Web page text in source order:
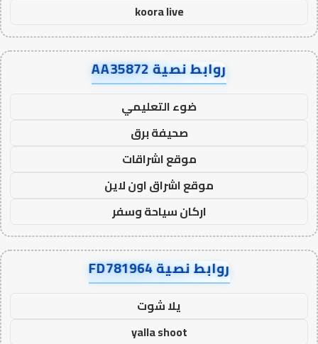
koora live
روابط نصية AA35872
ضوء التعليمي
صحيفة برق
موقع اشراقات
موقع اشراق اون لاين
اركان سياحة وسفر
روابط نصية FD781964
يلا شوت
yalla shoot